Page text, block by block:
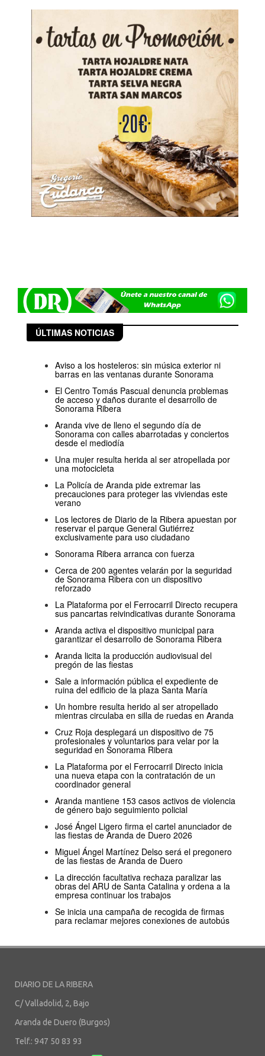
ÚLTIMAS NOTICIAS
Aviso a los hosteleros: sin música exterior ni
barras en las ventanas durante Sonorama
El Centro Tomás Pascual denuncia problemas
de acceso y daños durante el desarrollo de
Sonorama Ribera
Aranda vive de lleno el segundo día de
Sonorama con calles abarrotadas y conciertos
desde el mediodía
Una mujer resulta herida al ser atropellada por
una motocicleta
La Policía de Aranda pide extremar las
precauciones para proteger las viviendas este
verano
Los lectores de Diario de la Ribera apuestan por
reservar el parque General Gutiérrez
exclusivamente para uso ciudadano
Sonorama Ribera arranca con fuerza
Cerca de 200 agentes velarán por la seguridad
de Sonorama Ribera con un dispositivo
reforzado
La Plataforma por el Ferrocarril Directo recupera
sus pancartas reivindicativas durante Sonorama
Aranda activa el dispositivo municipal para
garantizar el desarrollo de Sonorama Ribera
Aranda licita la producción audiovisual del
pregón de las fiestas
Sale a información pública el expediente de
ruina del edificio de la plaza Santa María
Un hombre resulta herido al ser atropellado
mientras circulaba en silla de ruedas en Aranda
Cruz Roja desplegará un dispositivo de 75
profesionales y voluntarios para velar por la
seguridad en Sonorama Ribera
La Plataforma por el Ferrocarril Directo inicia
una nueva etapa con la contratación de un
coordinador general
Aranda mantiene 153 casos activos de violencia
de género bajo seguimiento policial
José Ángel Ligero firma el cartel anunciador de
las fiestas de Aranda de Duero 2026
Miguel Ángel Martínez Delso será el pregonero
de las fiestas de Aranda de Duero
La dirección facultativa rechaza paralizar las
obras del ARU de Santa Catalina y ordena a la
empresa continuar los trabajos
Se inicia una campaña de recogida de firmas
para reclamar mejores conexiones de autobús
DIARIO DE LA RIBERA
C/ Valladolid, 2, Bajo
Aranda de Duero (Burgos)
Telf.: 947 50 83 93